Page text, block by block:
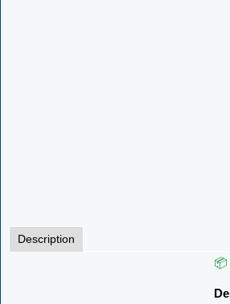
Description
📦